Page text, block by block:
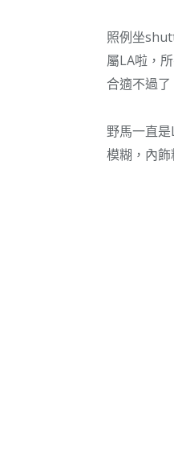
照例坐
屬LA啦，
合適不過了
野馬一直
模糊，內